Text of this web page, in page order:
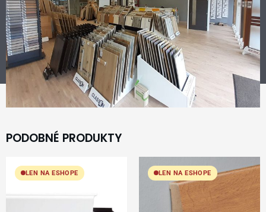
PODOBNÉ PRODUKTY
LEN NA ESHOPE LEN NA ESHOPE